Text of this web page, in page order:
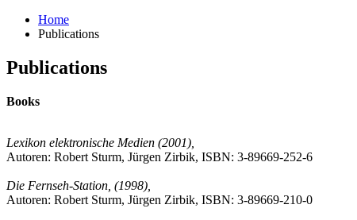
Home
Publications
Publications
Books
Lexikon elektronische Medien (2001),
Autoren: Robert Sturm, Jürgen Zirbik, ISBN: 3-89669-252-6
Die Fernseh-Station, (1998),
Autoren: Robert Sturm, Jürgen Zirbik, ISBN: 3-89669-210-0